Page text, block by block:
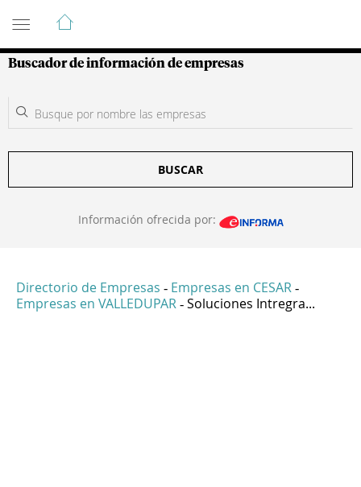
Guía de Empresas Colombianas
Buscador de información de empresas
BUSCAR
Información ofrecida por:
Directorio de Empresas - Empresas en CESAR -
Empresas en VALLEDUPAR - Soluciones Intregra...